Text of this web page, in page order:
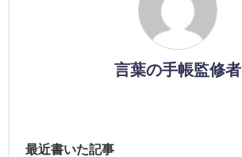
言葉の手帳監修者
最近書いた記事